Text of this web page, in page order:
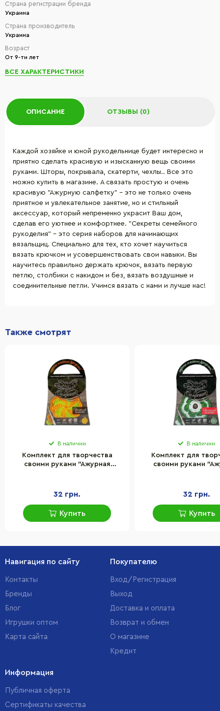
Страна регистрации бренда
Украина
Страна производитель
Украина
Возраст
От 9-ти лет
ВСЕ ХАРАКТЕРИСТИКИ
ОПИСАНИЕ ОТЗЫВЫ (0)
Каждой хозяйке и юной рукодельнице будет интересно и
приятно сделать красивую и изысканную вещь своими
руками. Шторы, покрывала, скатерти, чехлы.. Все это
можно купить в магазине. А связать простую и очень
красивую "Ажурную салфетку" - это не только очень
приятное и увлекательное занятие, но и стильный
аксессуар, который непременно украсит Ваш дом,
сделав его уютнее и комфортнее. "Секреты семейного
рукоделия" - это серия наборов для начинающих
вязальщиц. Специально для тех, кто хочет научиться
вязать крючком и усовершенствовать свои навыки. Вы
научитесь правильно держать крючок, вязать первую
петлю, столбики с накидом и без, вязать воздушные и
соединительные петли. Учимся вязать с нами и лучше нас!
Также смотрят
В наличии
Комплект для творчества
своими руками "Ажурная
32 грн.
Купить
В наличии
Комплект для
своими руками
32 грн.
Купить
Навигация по сайту
Контакты
Бренды
Блог
Игрушки оптом
Карта сайта
Покупателю
Вход/Регистрация
Выход
Доставка и оплата
Возврат и обмен
О магазине
Кредит
Информация
Публичная оферта
Сертификаты качества